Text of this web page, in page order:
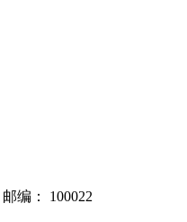
邮编： 100022